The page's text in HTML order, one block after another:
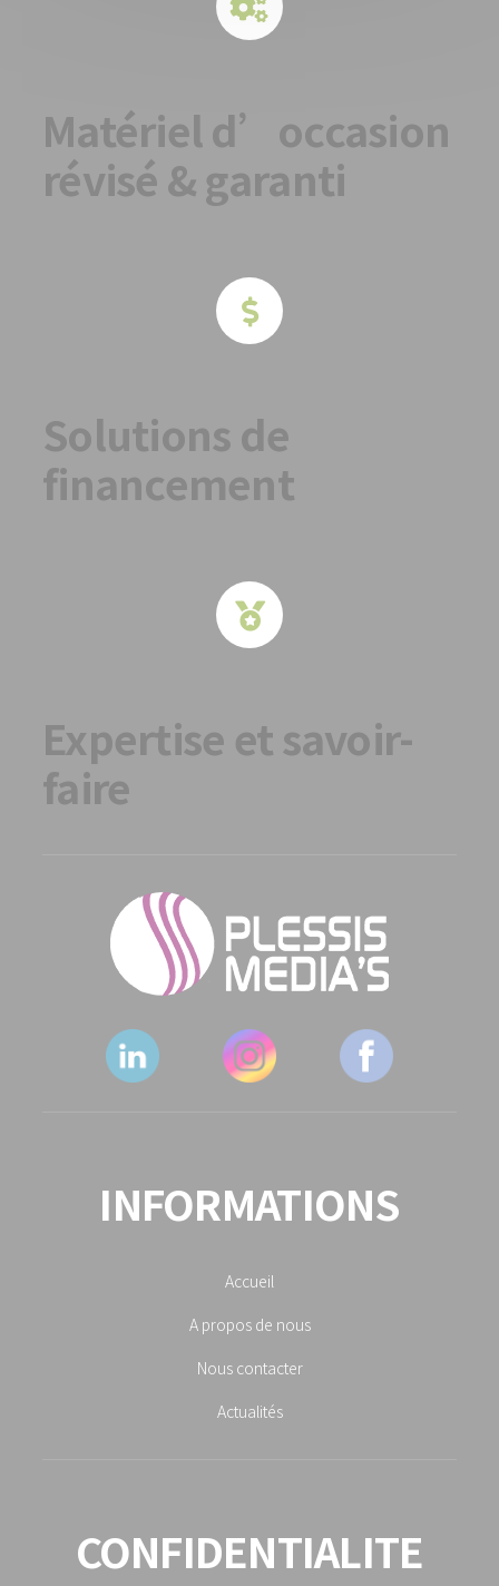
Matériel d’occasion
révisé & garanti
Solutions de
financement
Expertise et savoir-
faire
INFORMATIONS
Accueil
A propos de nous
Nous contacter
Actualités
CONFIDENTIALITE